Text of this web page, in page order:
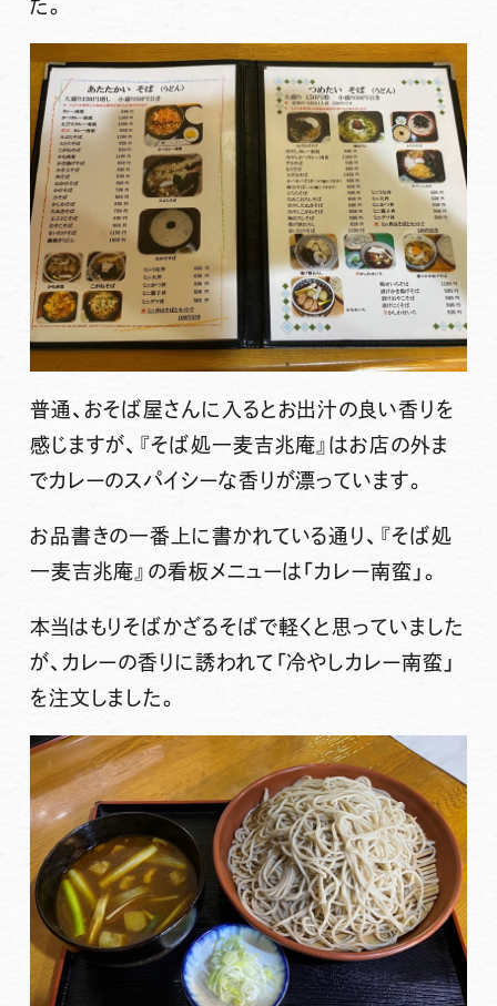
た。
普通、おそば屋さんに入るとお出汁の良い香りを
感じますが、『そば処一麦吉兆庵』はお店の外ま
でカレーのスパイシーな香りが漂っています。
お品書きの一番上に書かれている通り、 『そば処
一麦吉兆庵』 の看板メニューは「カレー南蛮」。
本当はもりそばかざるそばで軽くと思っていました
が、カレーの香りに誘われて 「冷やしカレー南蛮」
を注文しました。